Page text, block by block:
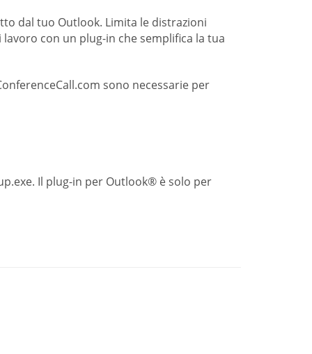
dal tuo Outlook. Limita le distrazioni
con un plug-in che semplifica la tua
sono necessarie per
Il plug-in per Outlook® è solo per